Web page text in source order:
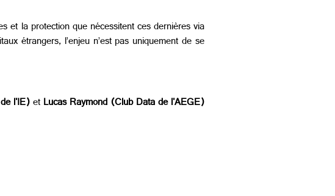
et la protection que nécessitent ces dernières via
étrangers, l’enjeu n’est pas uniquement de se
l'IE)etLucas Raymond (Club Data de l'AEGE)